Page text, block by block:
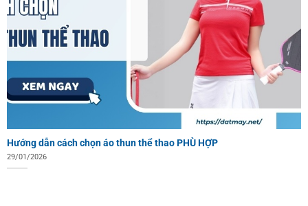
Hướng dẫn cách chọn áo thun thể thao PHÙ HỢP
29/01/2026